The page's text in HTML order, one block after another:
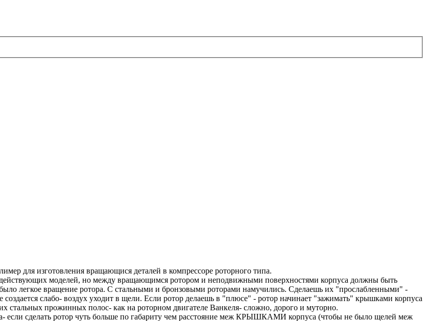
для изготовления вращающися деталей в компрессоре роторного типа.
моделей, но между вращающимся ротором и неподвижными поверхностями корпуса должны быть
легкое вращение ротора. С стальными и бронзовыми роторами намучились. Сделаешь их "прослабленными" -
слабо- воздух уходит в щели. Если ротор делаешь в "плюсе" - ротор начинает "зажимать" крышками корпуса
стальных прожинных полос- как на роторном двигателе Ванкеля- сложно, дорого и муторно.
если сделать ротор чуть больше по габариту чем расстояние меж КРЫШКАМИ корпуса (чтобы не было щелей меж